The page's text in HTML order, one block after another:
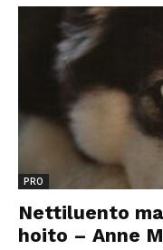
PRO
Nettiluento
hoito – Anne